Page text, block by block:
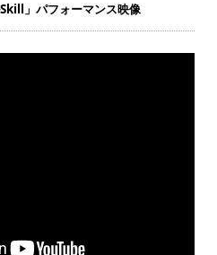
」パフォーマンス映像